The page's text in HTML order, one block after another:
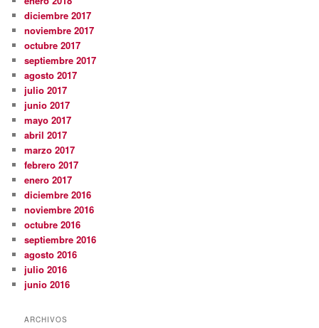
diciembre 2017
noviembre 2017
octubre 2017
septiembre 2017
agosto 2017
julio 2017
junio 2017
mayo 2017
abril 2017
marzo 2017
febrero 2017
enero 2017
diciembre 2016
noviembre 2016
octubre 2016
septiembre 2016
agosto 2016
julio 2016
junio 2016
ARCHIVOS